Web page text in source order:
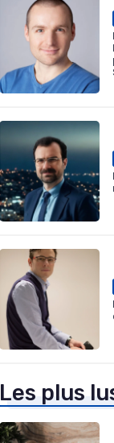
Les plus